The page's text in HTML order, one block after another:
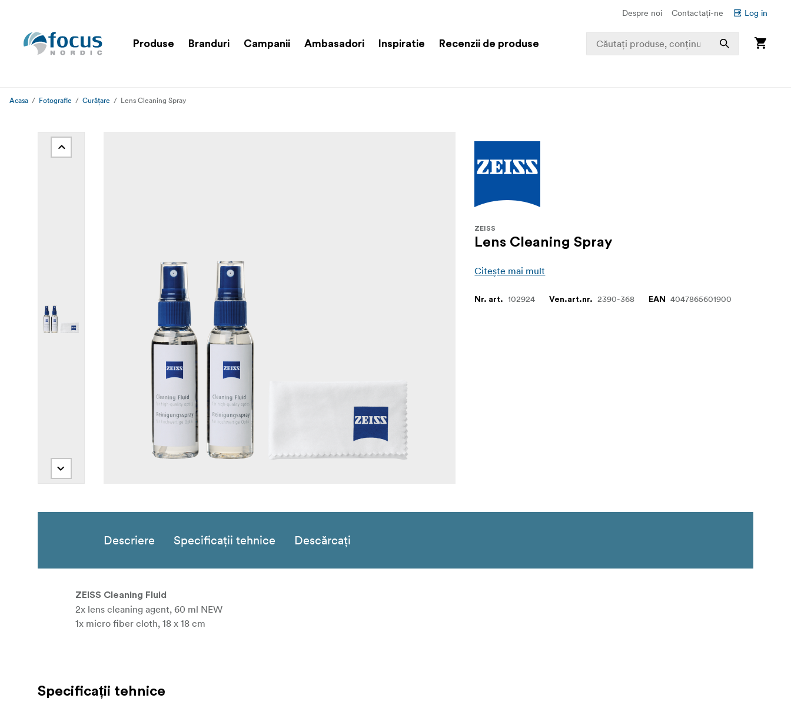
Despre noi Contactați-ne Log in
Produse Branduri Campanii Ambasadori Inspiratie Recenzii de produse
Acasa Fotografie Curățare Lens Cleaning Spray
ZEISS
Lens Cleaning Spray
Citește mai mult
Nr. art. 102924 Ven.art.nr. 2390-368 EAN 4047865601900
Descriere Specificații tehnice Descărcați
ZEISS Cleaning Fluid
2x lens cleaning agent, 60 ml NEW
1x micro fiber cloth, 18 x 18 cm
Specificații tehnice